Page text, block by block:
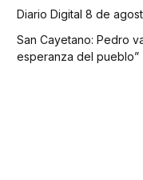
Diario Digital 8 de
San Cayetano: Pedro
esperanza del pueblo”